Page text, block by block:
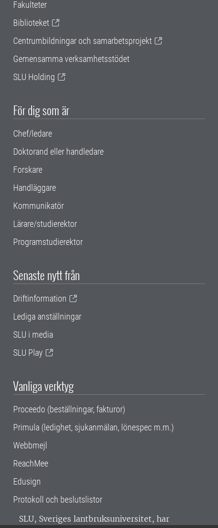
Fakulteter
Biblioteket
Centrumbildningar och samarbetsprojekt
Gemensamma verksamhetsstödet
SLU Holding
För dig som är
Chef/ledare
Doktorand eller handledare
Forskare
Handläggare
Kommunikatör
Lärare/studierektor
Programstudierektor
Senaste nytt från
Driftinformation
Lediga anställningar
SLU i media
SLU Play
Vanliga verktyg
Proceedo (beställningar, fakturor)
Primula (ledighet, sjukanmälan, lönespec m.m.)
Webbmejl
ReachMee
Edusign
Protokoll och beslutslistor
SLU, Sveriges lantbruksuniversitet, har